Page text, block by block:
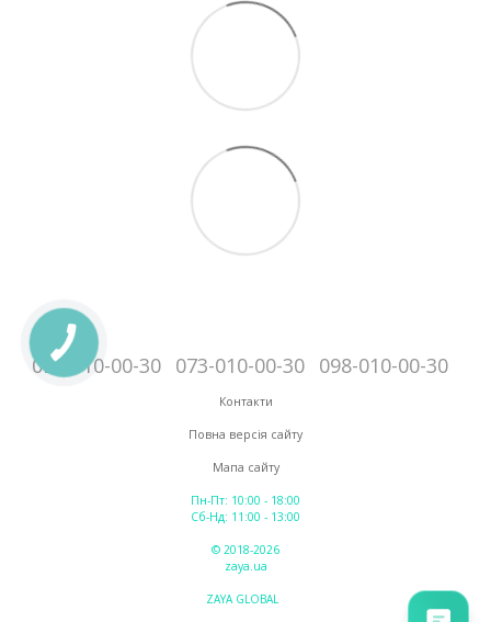
095-010-00-30 073-010-00-30 098-010-00-30
Контакти
Повна версія сайту
Мапа сайту
Пн-Пт: 10:00 - 18:00
Сб-Нд: 11:00 - 13:00
© 2018-2026
zaya.ua
ZAYA GLOBAL